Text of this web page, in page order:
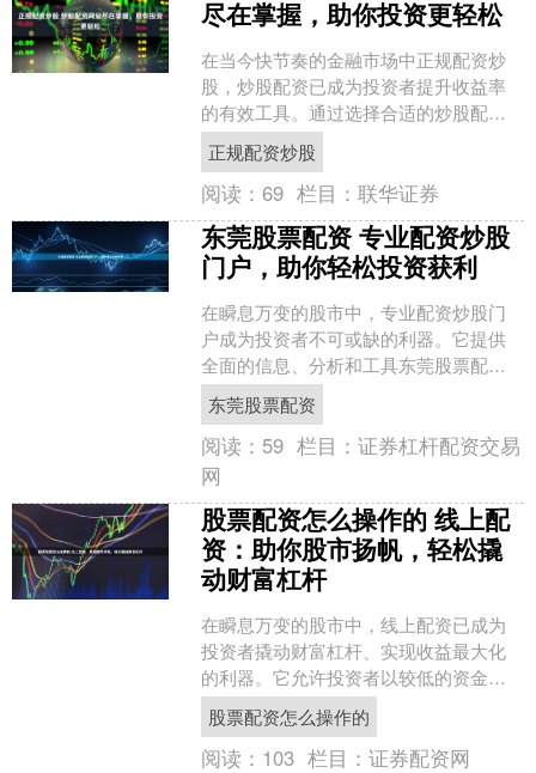
尽在掌握，助你投资更轻松
在当今快节奏的金融市场中正规配资炒
股，炒股配资已成为投资者提升收益率
的有效工具。通过选择合适的炒股配资
网站，投资者可以轻松获得资金杠杆，
扩大投资规模，从而获得更....
正规配资炒股
阅读：69 栏目：联华证券
东莞股票配资 专业配资炒股
门户，助你轻松投资获利
在瞬息万变的股市中，专业配资炒股门
户成为投资者不可或缺的利器。它提供
全面的信息、分析和工具东莞股票配
资，帮助投资者做出明智的决策，轻松
投资获利。 * **放大交....
东莞股票配资
阅读： 59 栏目：证券杠杆配资交易
网
股票配资怎么操作的 线上配
资：助你股市扬帆，轻松撬
动财富杠杆
在瞬息万变的股市中，线上配资已成为
投资者撬动财富杠杆、实现收益最大化
的利器。它允许投资者以较低的资金投
入股票配资怎么操作的，获得更高的投
资额度，从而放大收益空间....
股票配资怎么操作的
阅读： 103 栏目：证券配资网